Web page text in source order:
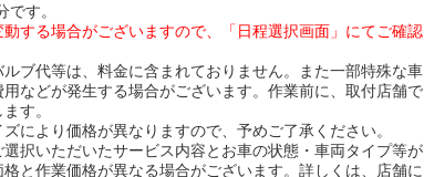
す。
する場合がございますので、「日程選択画面」にてご確認
ブ代等は、料金に含まれておりません。また一部特殊な車
などが発生する場合がございます。作業前に、取付店舗で
す。
により価格が異なりますので、予めご了承ください。
択いただいたサービス内容とお車の状態・車両タイプ等が
と作業価格が異なる場合がございます。詳しくは、店舗に